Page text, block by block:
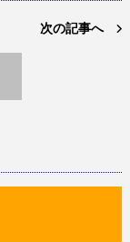
次の記事へ